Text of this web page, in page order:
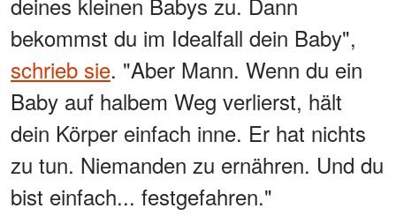
bekommst du im Idealfall dein Baby",
schrieb sie. "Aber Mann. Wenn du ein
Baby auf halbem Weg verlierst, hält
dein Körper einfach inne. Er hat nichts
zu tun. Niemanden zu ernähren. Und du
bist einfach... festgefahren."